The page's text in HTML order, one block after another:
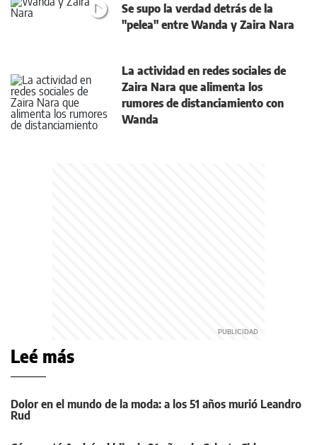
Se supo la verdad detrás de la
"pelea" entre Wanda y Zaira Nara
La actividad en redes sociales de
Zaira Nara que alimenta los
rumores de distanciamiento con
Wanda
Leé más
Dolor en el mundo de la moda: a los 51 años murió Leandro
Rud